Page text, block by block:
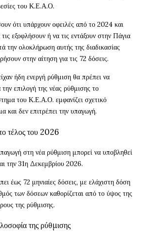
του Κ.Ε.Α.Ο.
ότι υπάρχουν οφειλές από το 2024 και
εξοφλήσουν ή να τις εντάξουν στην Πάγια
την ολοκλήρωση αυτής της διαδικασίας
στην αίτηση για τις 72 δόσεις.
ήδη ενεργή ρύθμιση θα πρέπει να
την επιλογή της νέας ρύθμισης το
του Κ.Ε.Α.Ο. εμφανίζει σχετικό
και δεν επιτρέπει την υπαγωγή.
τέλος του 2026
στη νέα ρύθμιση μπορεί να υποβληθεί
την 31η Δεκεμβρίου 2026.
έως 72 μηνιαίες δόσεις, με ελάχιστη δόση
των δόσεων καθορίζεται από το ύψος της
της ρύθμισης.
της ρύθμισης